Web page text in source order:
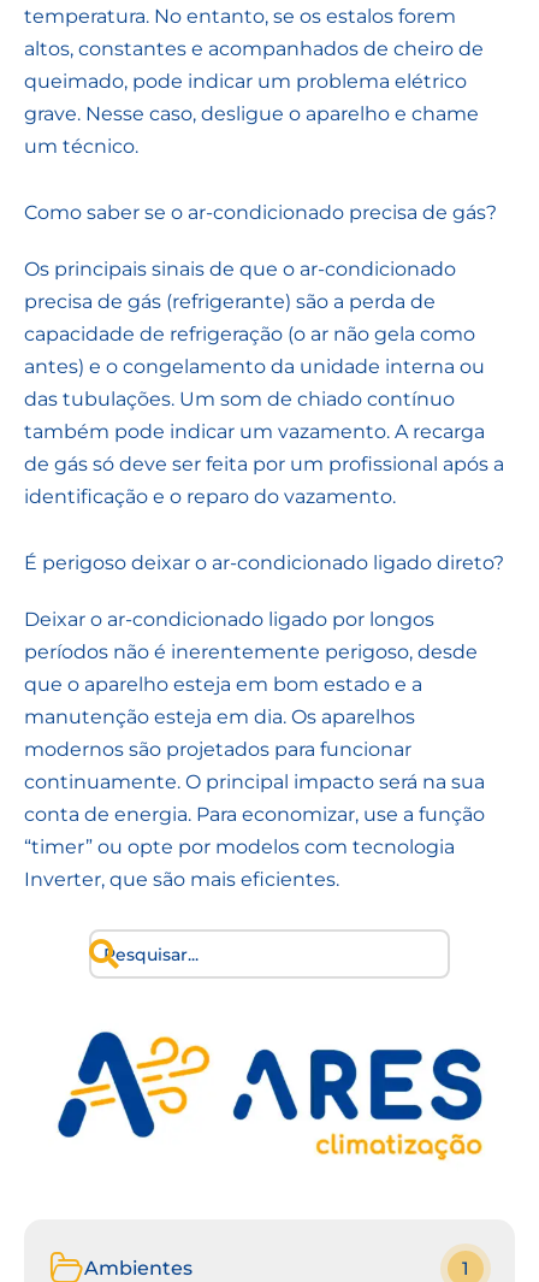
temperatura. No entanto, se os estalos forem
altos, constantes e acompanhados de cheiro de
queimado, pode indicar um problema elétrico
grave. Nesse caso, desligue o aparelho e chame
um técnico.
Como saber se o ar-condicionado precisa de gás?
Os principais sinais de que o ar-condicionado
precisa de gás (refrigerante) são a perda de
capacidade de refrigeração (o ar não gela como
antes) e o congelamento da unidade interna ou
das tubulações. Um som de chiado contínuo
também pode indicar um vazamento. A recarga
de gás só deve ser feita por um profissional após a
identificação e o reparo do vazamento.
É perigoso deixar o ar-condicionado ligado direto?
Deixar o ar-condicionado ligado por longos
períodos não é inerentemente perigoso, desde
que o aparelho esteja em bom estado e a
manutenção esteja em dia. Os aparelhos
modernos são projetados para funcionar
continuamente. O principal impacto será na sua
conta de energia. Para economizar, use a função
“timer” ou opte por modelos com tecnologia
Inverter, que são mais eficientes.
Ambientes 1